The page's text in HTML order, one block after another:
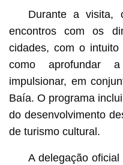
Durante a visita,
encontros com os
cidades, com o
como aprofundar
impulsionar, em
Baía. O programa
do desenvolvimento
de turismo cultural.
A delegação